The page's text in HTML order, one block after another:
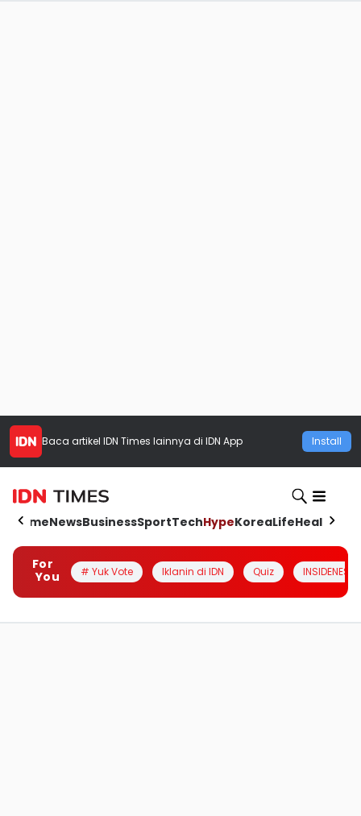
Baca artikel IDN Times lainnya di IDN App Install
HomeNewsBusinessSportTechHypeKoreaLifeHealth
For
You
# Yuk Vote Iklanin di IDN Quiz INSIDENESIA